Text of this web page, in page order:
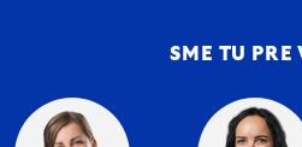
SME TU PRE